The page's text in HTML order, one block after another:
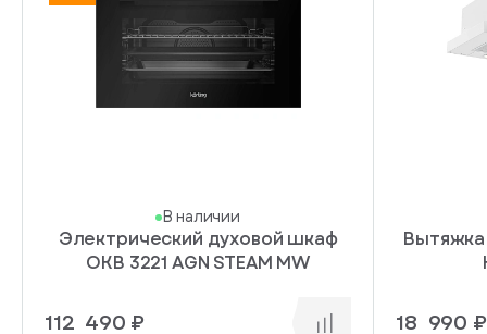
В наличии
Электрический духовой шкаф
OKB 3221 AGN STEAM MW
112 490 ₽ 18 990 ₽